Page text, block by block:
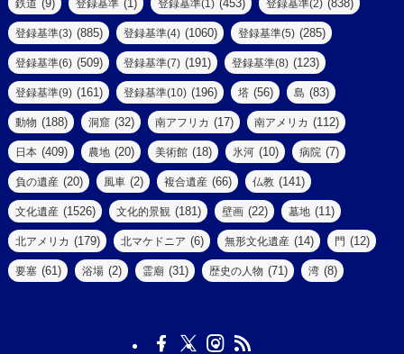
(39)
(290)
(7)
(6)
(3)
(3)
(6)
(8)
(61)
(9)
(2)
(17)
(8)
(73)
(11)
(18)
(4)
(8)
(2)
(2)
(10)
(1)
(1)
(3)
(1)
鉄道 (9) 登録基準 (1) 登録基準(1) (453) 登録基準(2) (838)
登録基準(3) (885) 登録基準(4) (1060) 登録基準(5) (285)
登録基準(6) (509) 登録基準(7) (191) 登録基準(8) (123)
登録基準(9) (161) 登録基準(10) (196) 塔 (56) 島 (83)
動物 (188) 洞窟 (32) 南アフリカ (17) 南アメリカ (112)
日本 (409) 農地 (20) 美術館 (18) 氷河 (10) 病院 (7)
負の遺産 (20) 風車 (2) 複合遺産 (66) 仏教 (141)
文化遺産 (1526) 文化的景観 (181) 壁画 (22) 墓地 (11)
北アメリカ (179) 北マケドニア (6) 無形文化遺産 (14) 門 (12)
要塞 (61) 浴場 (2) 霊廟 (31) 歴史の人物 (71) 湾 (8)